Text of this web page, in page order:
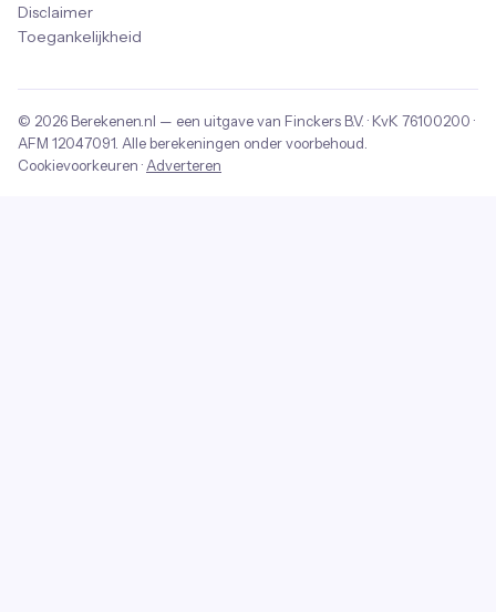
Disclaimer
Toegankelijkheid
© 2026 Berekenen.nl — een uitgave van Finckers B.V. · KvK 76100200 ·
AFM 12047091 . Alle berekeningen onder voorbehoud.
Cookievoorkeuren · Adverteren